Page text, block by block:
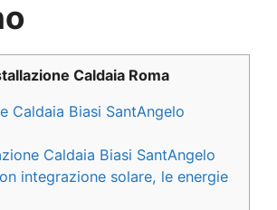
Caldaia Roma
Caldaia Biasi SantAngelo
Caldaia Biasi SantAngelo
integrazione solare, le energie